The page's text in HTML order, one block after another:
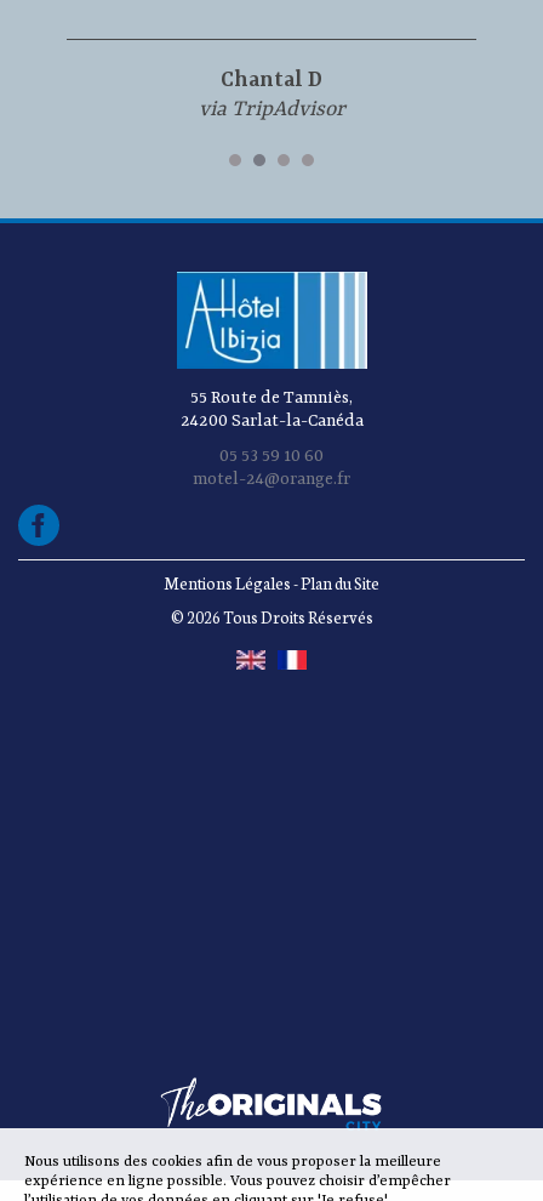
Chantal D
via TripAdvisor
55 Route de Tamniès,
24200 Sarlat-la-Canéda
05 53 59 10 60
motel-24@orange.fr
Mentions Légales-Plan du Site
© 2026 Tous Droits Réservés
Nous utilisons des cookies afin de vous proposer la meilleure
expérience en ligne possible. Vous pouvez choisir d’empêcher